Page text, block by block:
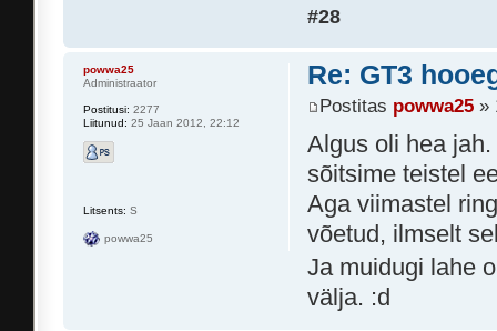
#28
Re: GT3
Postitas powwa25 »
Algus oli hea
sõitsime teistel
Aga viimastel
võetud, ilmselt
Ja muidugi lahe
välja. :d
powwa25
Administraator
Postitusi: 2277
Liitunud: 25 Jaan 2012, 22:12
Litsents: S
powwa25